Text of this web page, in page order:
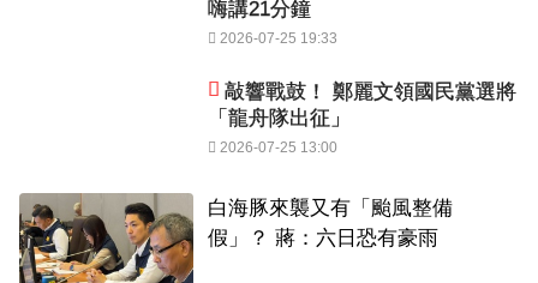
嗨講21分鐘
2026-07-25 19:33
敲響戰鼓！ 鄭麗文領國民黨選將
「龍舟隊出征」
2026-07-25 13:00
白海豚來襲又有「颱風整備
假」？ 蔣：六日恐有豪雨